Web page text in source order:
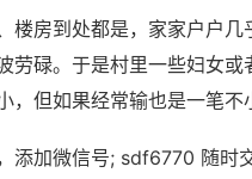
房到处都是，家家户户几
劳碌。于是村里一些妇女或
但如果经常输也是一笔不
添加微信号; sdf6770 随时交